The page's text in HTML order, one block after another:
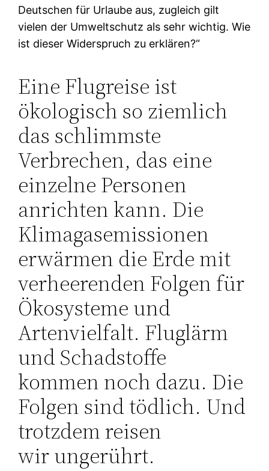
Deutschen für Urlaube aus, zugleich gilt
vielen der Umweltschutz als sehr wichtig. Wie
ist dieser Widerspruch zu erklären?“
Eine Flugreise ist
ökologisch so ziemlich
das schlimmste
Verbrechen, das eine
einzelne Personen
anrichten kann. Die
Klimagasemissionen
erwärmen die Erde mit
verheerenden Folgen für
Ökosysteme und
Artenvielfalt. Fluglärm
und Schadstoffe
kommen noch dazu. Die
Folgen sind tödlich. Und
trotzdem reisen
wir ungerührt.